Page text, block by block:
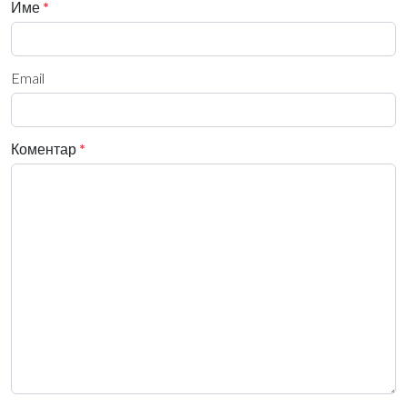
Име *
Email
Коментар *